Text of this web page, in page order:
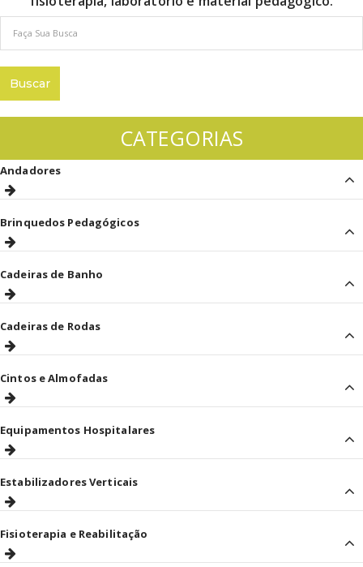
CATEGORIAS
Andadores
Brinquedos Pedagógicos
Cadeiras de Banho
Cadeiras de Rodas
Cintos e Almofadas
Equipamentos Hospitalares
Estabilizadores Verticais
Fisioterapia e Reabilitação